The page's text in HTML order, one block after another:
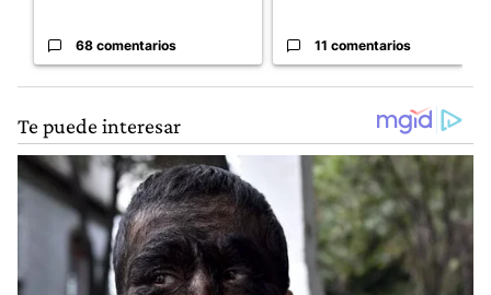
68 comentarios 11 comentarios